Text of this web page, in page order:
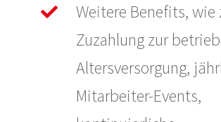
Weitere Benefits, wie
Zuzahlung zur
Altersversorgung,
Mitarbeiter-Events,